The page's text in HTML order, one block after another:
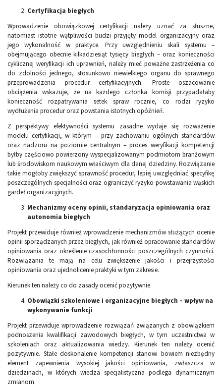
Certyfikacja biegłych
Wprowadzenie obowiązkowej certyfikacji należy uznać za słuszne,
natomiast istotne wątpliwości budzi przyjęty model organizacyjny oraz
jego wykonalność w praktyce. Przy uwzględnieniu skali systemu –
obejmującego obecnie kilkadziesiąt tysięcy biegłych – oraz konieczności
cyklicznej weryfikacji ich uprawnień, należy mieć poważne zastrzeżenia co
do zdolności jednego, stosunkowo niewielkiego organu do sprawnego
przeprowadzenia procedur certyfikacyjnych. Proste oszacowanie
obciążenia wskazuje, że na każdego członka komisji przypadałaby
konieczność rozpatrywania setek spraw rocznie, co rodzi ryzyko
wydłużenia procedur oraz powstania istotnych opóźnień.
Z perspektywy efektywności systemu zasadne wydaje się rozważenie
modelu certyfikacji, w którym – przy zachowaniu ogólnych standardów
oraz nadzoru na poziomie centralnym – proces weryfikacji kompetencji
byłby częściowo powierzony wyspecjalizowanym podmiotom branżowym
lub środowiskom naukowym właściwym dla danej dziedziny. Rozwiązanie
takie mogłoby zwiększyć sprawność procedur, lepiej uwzględniać specyfikę
poszczególnych specjalności oraz ograniczyć ryzyko powstawania wąskich
gardeł organizacyjnych.
Mechanizmy oceny opinii, standaryzacja opiniowania oraz
autonomia biegłych
Projekt przewiduje również wprowadzenie mechanizmów służących ocenie
opinii sporządzanych przez biegłych, jak również opracowanie standardów
opiniowania oraz określenie czasochłonności poszczególnych czynności.
Rozwiązania te mają na celu zwiększenie jakości i przejrzystości
opiniowania oraz ujednolicenie praktyki w tym zakresie.
Kierunek ten należy co do zasady ocenić pozytywnie.
Obowiązki szkoleniowe i organizacyjne biegłych – wpływ na
wykonywanie funkcji
Projekt przewiduje wprowadzenie rozwiązań związanych z obowiązkiem
podnoszenia kwalifikacji zawodowych biegłych, w tym uczestnictwa w
szkoleniach oraz aktualizowania wiedzy. Kierunek ten należy ocenić
pozytywnie. Stałe doskonalenie kompetencji stanowi bowiem niezbędny
element zapewnienia wysokiej jakości opiniowania, zwłaszcza w
dziedzinach, w których wiedza specjalistyczna podlega dynamicznym
zmianom.